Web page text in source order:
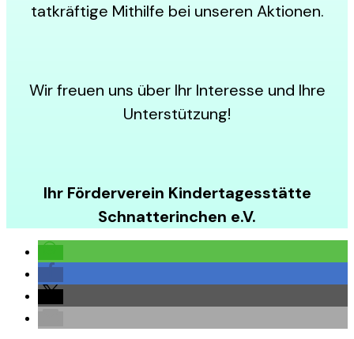
tatkräftige Mithilfe bei unseren Aktionen.
Wir freuen uns über Ihr Interesse und Ihre
Unterstützung!
Ihr Förderverein Kindertagesstätte
Schnatterinchen e.V.